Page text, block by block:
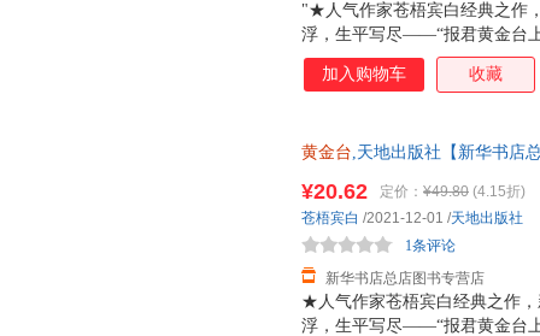
"★人气作家苍梧宾白经典之作
浮，生平写尽——“报君黄金台
负天下人，他不负他★凡有所
哭，十二载光阴，岁如长河，
加入购物车 收藏
黄金台,天地出版社【新华书店
★人气作家苍梧宾白经典之作
浮，生平写尽——“报君黄金台
¥20.62 定价： ¥49.80 (4.15折)
新华书店总店图书专营店
1条评论
苍梧宾白 /2021-12-01 /天地出版社